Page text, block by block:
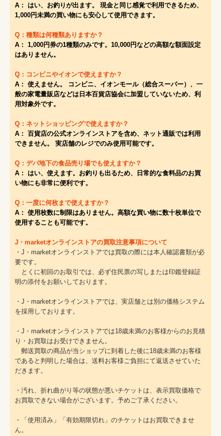
A： はい、お釣りが出ます。 現金と同じ感覚で利用できるため、
1,000円未満の買い物にも安心して使用できます。
Q：種類は何種類ありますか？
A： 1,000円券の1種類のみです。10,000円などの高額な額面設定
はありません。
Q：コンビニやイオンで使えますか？
A： 使えません。 コンビニ、イオンモール（総合スーパー）、一
般の家電量販店などは日本百貨店協会に加盟していないため、利
用対象外です。
Q：ネットショッピングで使えますか？
A： 百貨店の公式オンラインストアを含め、ネット通販では利用
できません。 実店舗のレジでのみ使用可能です。
Q：デパ地下の食品売り場でも使えますか？
A： はい、使えます。お釣りも出るため、日常的な食料品のお買
い物にも非常に便利です。
Q：一度に何枚まで使えますか？
A： 使用枚数に制限はありません。高額な買い物に数十枚単位で
使用することも可能です。
J・marketオンラインストアの買取注意事項について
・J・marketオンラインストアでは買取の際には本人確認書類が必
要です。
とくに初回のお取引では、必ず住民票の写しまたは印鑑登録証
明の添付をお願いしております。
・J・marketオンラインストアでは、実店舗とは別の価格システム
を採用しております。
・J・marketオンラインストアでは18歳未満のお客様からのお見積
り・お買取はお受けできません。
郵送買取の商品が当ショップに到着した後に18歳未満のお客様
であると判明した場合は、送料お客様ご負担にて返送させていた
だきます。
・汚れ、折れ曲がり等の状態が悪いチケットは、表示買取価格で
お買取できない場合がございます。予めご了承ください。
・「使用済み」「有効期限切れ」のチケットはお買取できませ
ん。